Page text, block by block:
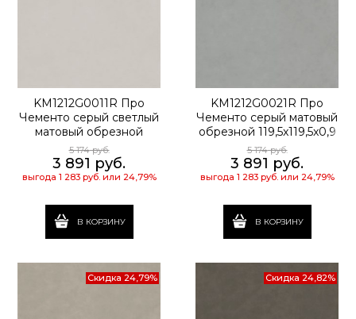
KM1212G0011R Про
Чементо серый светлый
матовый обрезной
119,5x119,5x0,9
5 174 руб.
3 891 руб.
выгода 1 283 руб.или 24,79%
В КОРЗИНУ
KM1212G0021R Про
Чементо серый матовый
обрезной 119,5x119,5x0,9
5 174 руб.
3 891 руб.
выгода 1 283 руб.или 24,79%
В КОРЗИНУ
Скидка 24,79% Скидка 24,82%